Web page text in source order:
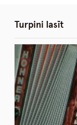
Turpini lasīt